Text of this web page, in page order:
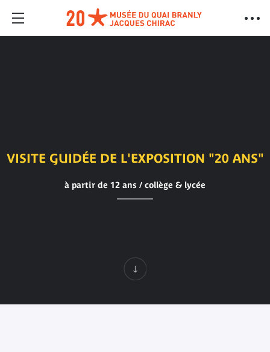
VISITE GUIDÉE DE L'EXPOSITION "20 ANS"
à partir de 12 ans / collège & lycée